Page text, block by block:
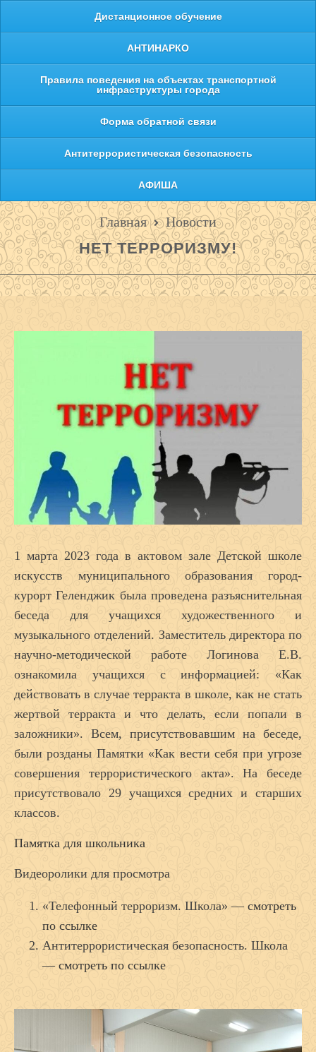
Дистанционное обучение
АНТИНАРКО
Правила поведения на объектах транспортной
инфраструктуры города
Форма обратной связи
Антитеррористическая безопасность
АФИША
Главная Новости
НЕТ ТЕРРОРИЗМУ!
1 марта 2023 года в актовом зале Детской школе
искусств муниципального образования город-
курорт Геленджик была проведена разъяснительная
беседа для учащихся художественного и
музыкального отделений. Заместитель директора по
научно-методической работе Логинова Е.В.
ознакомила учащихся с информацией: «Как
действовать в случае терракта в школе, как не стать
жертвой терракта и что делать, если попали в
заложники». Всем, присутствовавшим на беседе,
были розданы Памятки «Как вести себя при угрозе
совершения террористического акта». На беседе
присутствовало 29 учащихся средних и старших
классов.
Памятка для школьника
Видеоролики для просмотра
«Телефонный терроризм. Школа» — смотреть
по ссылке
Антитеррористическая безопасность. Школа
— смотреть по ссылке